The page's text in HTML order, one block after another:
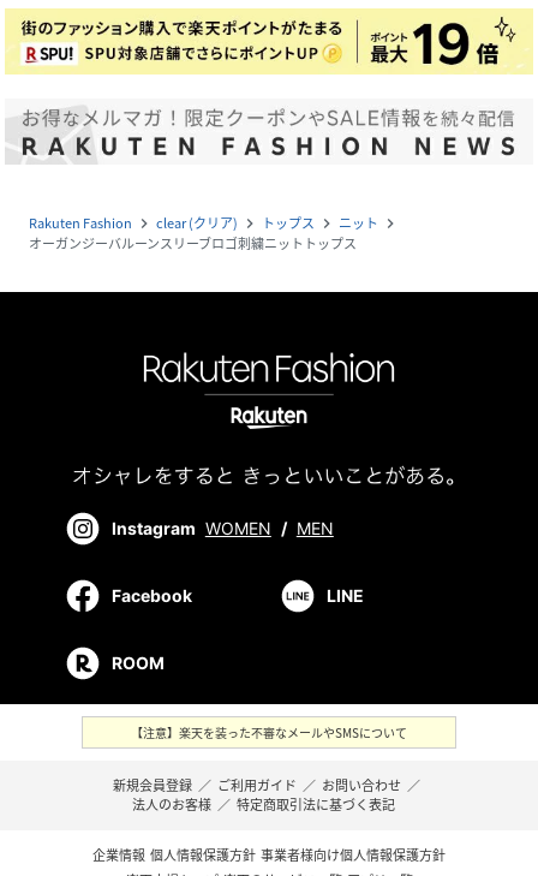
Rakuten Fashion navigate_next clear (クリア) navigate_next トップス navigate_next ニット navigate_next
オーガンジーバルーンスリーブロゴ刺繍ニットトップス
Instagram WOMEN / MEN
Facebook LINE
ROOM
【注意】楽天を装った不審なメールやSMSについて
新規会員登録 ／ ご利用ガイド ／ お問い合わせ ／
法人のお客様 ／ 特定商取引法に基づく表記
企業情報 個人情報保護方針 事業者様向け個人情報保護方針